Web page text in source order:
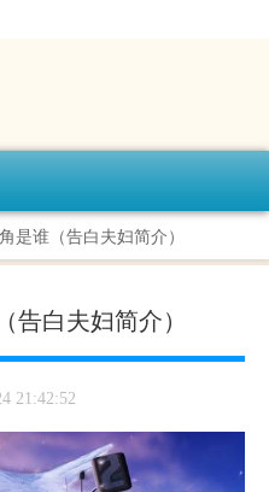
是谁（告白夫妇简介）
白夫妇简介）
21:42:52